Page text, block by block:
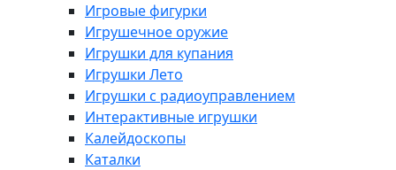
Игровые фигурки
Игрушечное оружие
Игрушки для купания
Игрушки Лето
Игрушки с радиоуправлением
Интерактивные игрушки
Калейдоскопы
Каталки